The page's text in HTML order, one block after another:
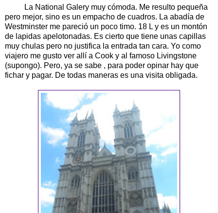
La National Galery muy cómoda. Me resulto pequeña
pero mejor, sino es un empacho de cuadros. La abadía de
Westminster me pareció un poco timo. 18 L y es un montón
de lapidas apelotonadas. Es cierto que tiene unas capillas
muy chulas pero no justifica la entrada tan cara. Yo como
viajero me gusto ver allí a Cook y al famoso Livingstone
(supongo). Pero, ya se sabe , para poder opinar hay que
fichar y pagar. De todas maneras es una visita obligada.